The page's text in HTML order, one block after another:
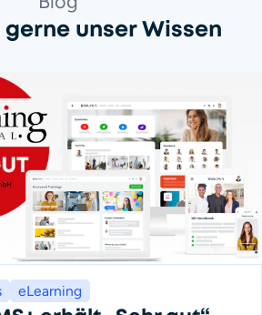
unser Wissen
eLearning